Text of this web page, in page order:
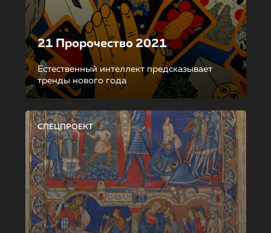
21 Пророчество 2021
Естественный интеллект предсказывает
тренды нового года
СПЕЦПРОЕКТ